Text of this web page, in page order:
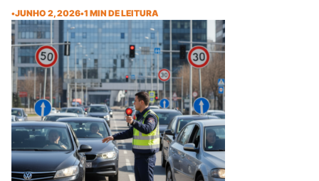
•JUNHO 2, 2026•1 MIN DE LEITURA